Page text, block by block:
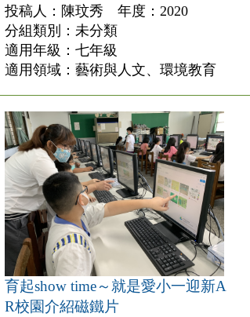
投稿人：陳玟秀 年度：2020
分組類別：未分類
適用年級：七年級
適用領域：藝術與人文、環境教育
育起show time～就是愛小一迎新A
R校園介紹磁鐵片